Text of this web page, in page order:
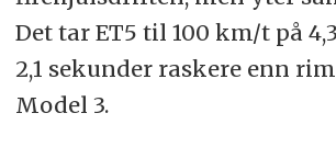
Det tar ET5 til 100 km/t på
2,1 sekunder raskere enn
Model 3.